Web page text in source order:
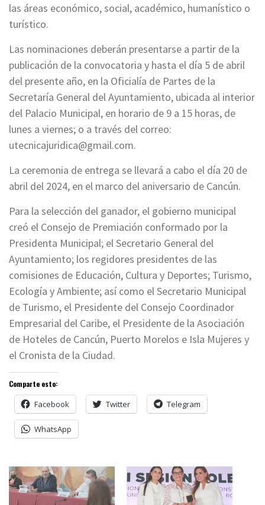
las áreas económico, social, académico, humanístico o
turístico.
Las nominaciones deberán presentarse a partir de la
publicación de la convocatoria y hasta el día 5 de abril
del presente año, en la Oficialía de Partes de la
Secretaría General del Ayuntamiento, ubicada al interior
del Palacio Municipal, en horario de 9 a 15 horas, de
lunes a viernes; o a través del correo:
utecnicajuridica@gmail.com.
La ceremonia de entrega se llevará a cabo el día 20 de
abril del 2024, en el marco del aniversario de Cancún.
Para la selección del ganador, el gobierno municipal
creó el Consejo de Premiación conformado por la
Presidenta Municipal; el Secretario General del
Ayuntamiento; los regidores presidentes de las
comisiones de Educación, Cultura y Deportes; Turismo,
Ecología y Ambiente; así como el Secretario Municipal
de Turismo, el Presidente del Consejo Coordinador
Empresarial del Caribe, el Presidente de la Asociación
de Hoteles de Cancún, Puerto Morelos e Isla Mujeres y
el Cronista de la Ciudad.
Comparte esto:
Facebook Twitter Telegram
WhatsApp